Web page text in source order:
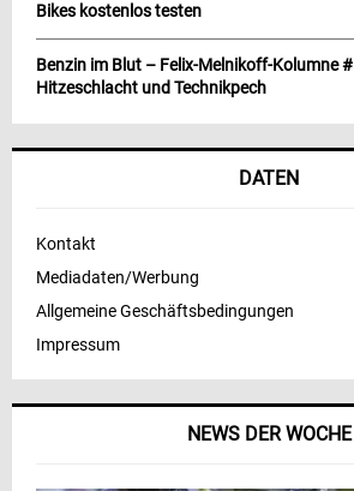
NEWS DER WOCHE
Bikes kostenlos testen
Benzin im Blut – Felix-Melnikoff-Kolumne
Hitzeschlacht und Technikpech
DATEN
Kontakt
Mediadaten/Werbung
Allgemeine Geschäftsbedingungen
Impressum